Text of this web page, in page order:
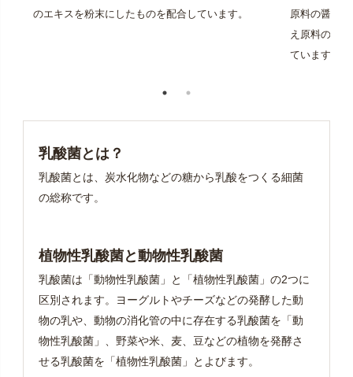
のエキスを粉末にしたものを配合しています。
原料の醤油
え原料の混
ています。
乳酸菌とは？
乳酸菌とは、炭水化物などの糖から乳酸をつくる細菌
の総称です。
植物性乳酸菌と動物性乳酸菌
乳酸菌は「動物性乳酸菌」と「植物性乳酸菌」の2つに
区別されます。ヨーグルトやチーズなどの発酵した動
物の乳や、動物の消化管の中に存在する乳酸菌を「動
物性乳酸菌」、野菜や米、麦、豆などの植物を発酵さ
せる乳酸菌を「植物性乳酸菌」とよびます。